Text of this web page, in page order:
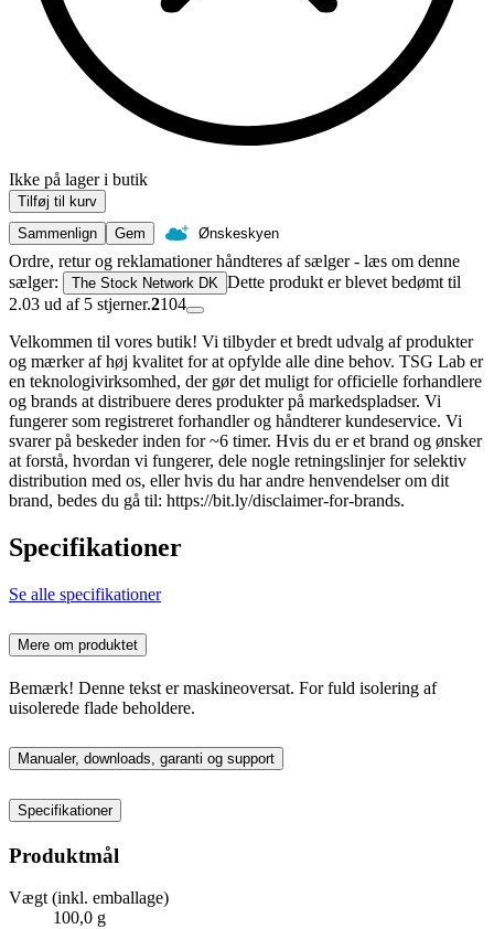
Ikke på lager i butik
Tilføj til kurv
Sammenlign
Gem Ønskeskyen
Ordre, retur og reklamationer håndteres af sælger - læs om denne
sælger:
The Stock Network DK Dette produkt er blevet bedømt til
2.03 ud af 5 stjerner.2104
Velkommen til vores butik! Vi tilbyder et bredt udvalg af produkter
og mærker af høj kvalitet for at opfylde alle dine behov. TSG Lab er
en teknologivirksomhed, der gør det muligt for officielle forhandlere
og brands at distribuere deres produkter på markedspladser. Vi
fungerer som registreret forhandler og håndterer kundeservice. Vi
svarer på beskeder inden for ~6 timer. Hvis du er et brand og ønsker
at forstå, hvordan vi fungerer, dele nogle retningslinjer for selektiv
distribution med os, eller hvis du har andre henvendelser om dit
brand, bedes du gå til: https://bit.ly/disclaimer-for-brands.
Specifikationer
Se alle specifikationer
Mere om produktet
Bemærk! Denne tekst er maskineoversat. For fuld isolering af
uisolerede flade beholdere.
Manualer, downloads, garanti og support
Specifikationer
Produktmål
Vægt (inkl. emballage)
100,0 g